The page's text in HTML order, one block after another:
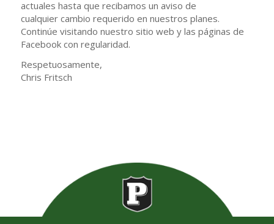
actuales hasta que recibamos un aviso de
cualquier cambio requerido en nuestros planes.
Continúe visitando nuestro sitio web y las páginas de
Facebook con regularidad.
Respetuosamente,
Chris Fritsch